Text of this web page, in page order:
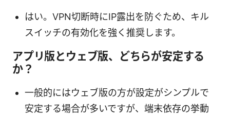
はい。VPN切断時にIP露出を防ぐため、キル
スイッチの有効化を強く推奨します。
アプリ版とウェブ版、どちらが安定する
か？
一般的にはウェブ版の方が設定がシンプルで
安定する場合が多いですが、端末依存の挙動